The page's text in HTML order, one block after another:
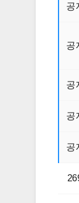
공
공
공
공
공